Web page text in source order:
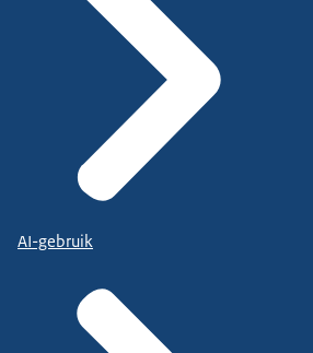
AI-gebruik